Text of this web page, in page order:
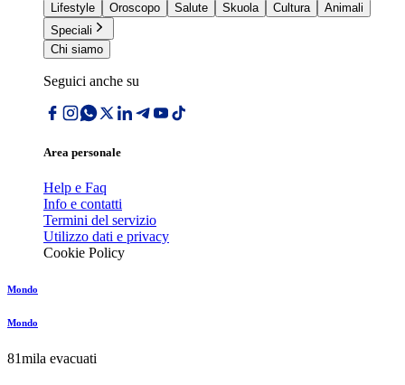
Lifestyle
Oroscopo Salute Skuola Cultura
Animali
Speciali
Chi siamo
Seguici anche su
Area personale
Help e Faq
Info e contatti
Termini del servizio
Utilizzo dati e privacy
Cookie Policy
Mondo
Mondo
81mila evacuati